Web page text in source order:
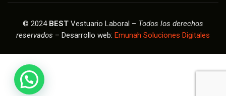
© 2024 BEST Vestuario Laboral – Todos los derechos
reservados – Desarrollo web: Emunah Soluciones Digitales